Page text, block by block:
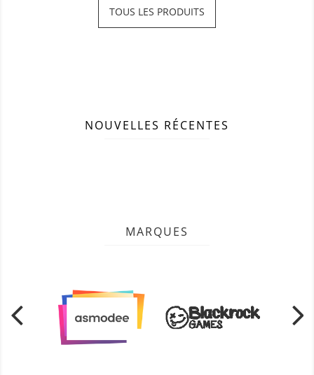
TOUS LES PRODUITS
NOUVELLES RÉCENTES
MARQUES